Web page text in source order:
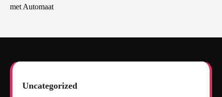
met Automaat
Uncategorized